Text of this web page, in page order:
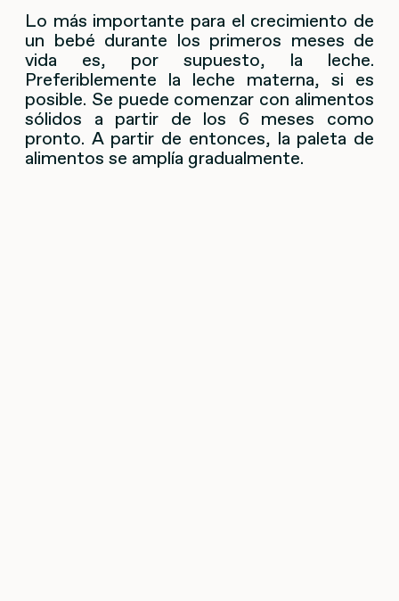
Lo más importante para el crecimiento de
un bebé durante los primeros meses de
vida es, por supuesto, la leche.
Preferiblemente la leche materna, si es
posible. Se puede comenzar con alimentos
sólidos a partir de los 6 meses como
pronto. A partir de entonces, la paleta de
alimentos se amplía gradualmente.